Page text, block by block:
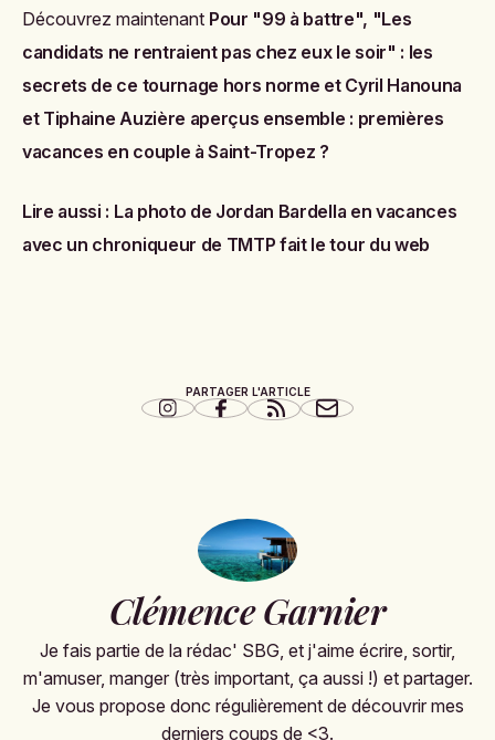
Découvrez maintenant Pour "99 à battre", "Les
candidats ne rentraient pas chez eux le soir" : les
secrets de ce tournage hors norme et Cyril Hanouna
et Tiphaine Auzière aperçus ensemble : premières
vacances en couple à Saint-Tropez ?
Lire aussi : La photo de Jordan Bardella en vacances
avec un chroniqueur de TMTP fait le tour du web
PARTAGER L'ARTICLE
Clémence Garnier
Je fais partie de la rédac' SBG, et j'aime écrire, sortir,
m'amuser, manger (très important, ça aussi !) et partager.
Je vous propose donc régulièrement de découvrir mes
derniers coups de <3.